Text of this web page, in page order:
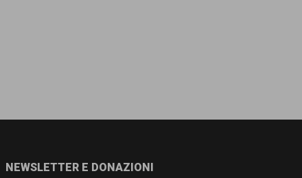
NEWSLETTER E DONAZIONI